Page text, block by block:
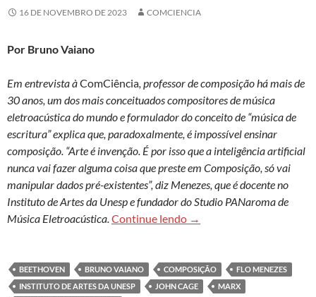
16 DE NOVEMBRO DE 2023 COMCIENCIA
Por Bruno Vaiano
Em entrevista àComCiência, professor de composição há mais de
30 anos, um dos mais conceituados compositores de música
eletroacústica do mundo e formulador do conceito de “música de
escritura” explica que, paradoxalmente, é impossível ensinar
composição. “Arte é invenção. É por isso que a inteligência artificial
nunca vai fazer alguma coisa que preste em Composição, só vai
manipular dados pré-existentes”, diz Menezes, que é docente no
Instituto de Artes da Unesp e fundador do Studio PANaroma de
Música Eletroacústica.Continue lendo Flo Menezes: ‘O objeto
→
BEETHOVEN BRUNO VAIANO COMPOSIÇÃO
FLO MENEZES
INSTITUTO DE ARTES DA UNESP
JOHN CAGE
MARX